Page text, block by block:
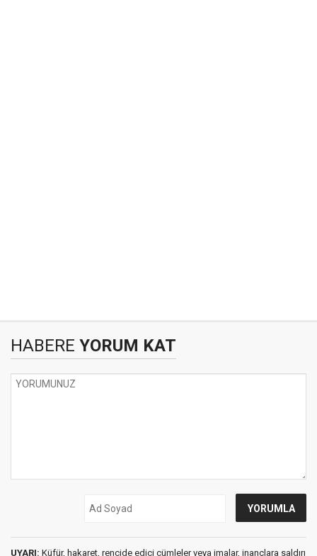
HABERE YORUM KAT
UYARI: Küfür, hakaret, rencide edici cümleler veya imalar, inançlara saldırı